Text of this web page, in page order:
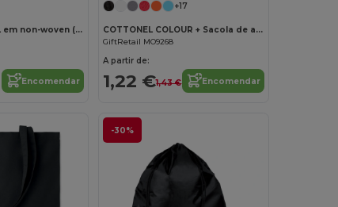
Bolsa térmica 3 L em non-woven (80 g/m²)
Encomendar
+17
COTTONEL COLOUR + Sacola de algodão 140 gr / m²
GiftRetail MO9268
A partir de:
1,22 €1,43 € Encomendar
-30%